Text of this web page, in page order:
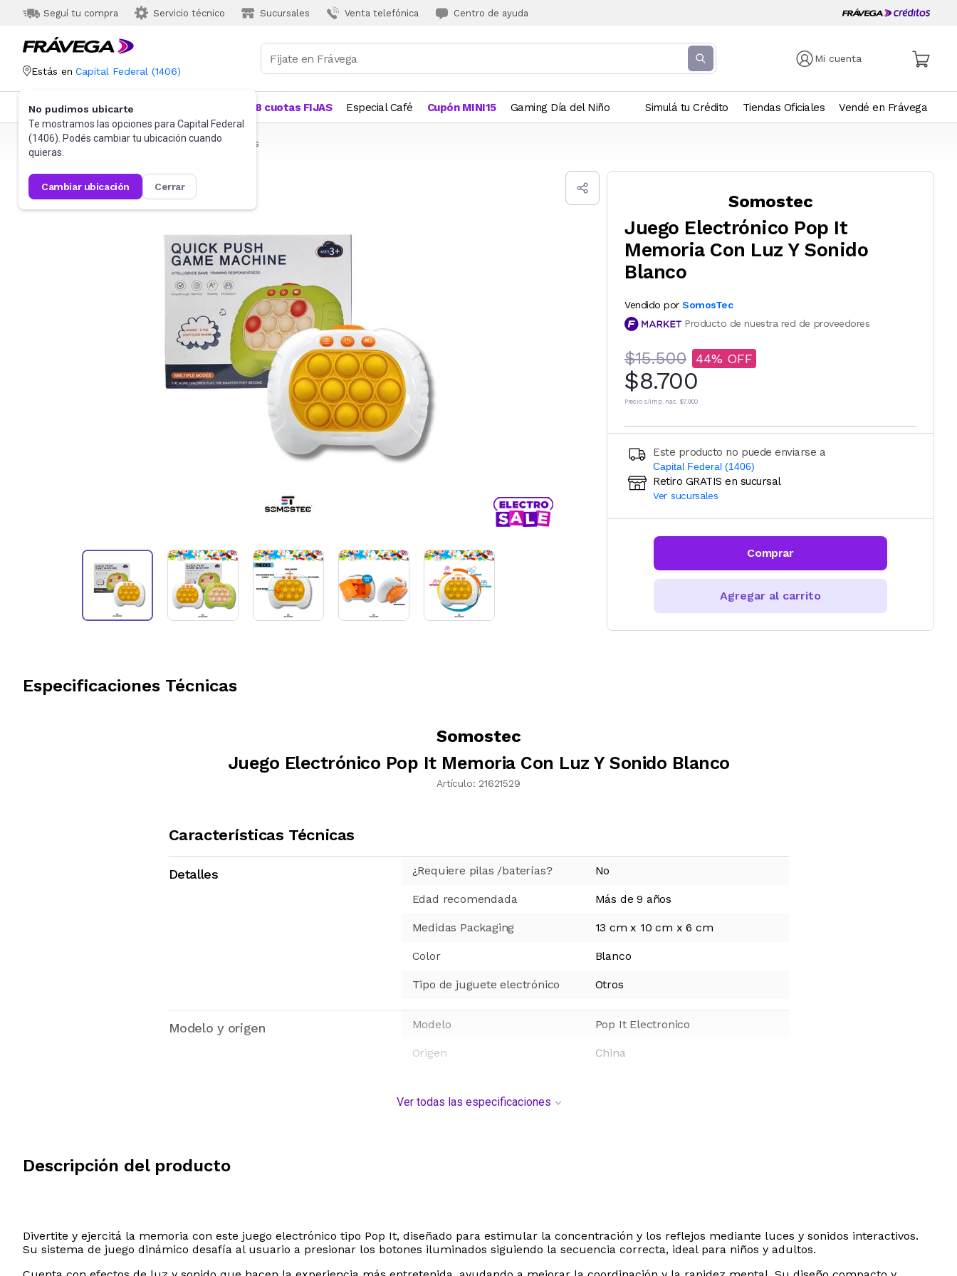
Seguí tu compra Servicio técnico Sucursales Venta telefónica Centro de ayuda
Mi cuenta
Estás en Capital Federal (1406)
No pudimos ubicarte
Te mostramos las opciones para Capital Federal
(1406). Podés cambiar tu ubicación cuando
quieras.
cambiar ubicación cerrar
Categorías Más Vendidos 18 cuotas FIJAS Especial Café Cupón MINI15 Gaming Día del Niño Simulá tu Crédito Tiendas Oficiales Vendé en Frávega
Frávega Juguetes y Juegos Juguetes Electrónicos
Somostec
Juego Electrónico Pop It
Memoria Con Luz Y Sonido
Blanco
Vendido por SomosTec
Producto de nuestra red de proveedores
$15.500 44
$8.700
Precio s/imp. nac. $7.900
Este producto no puede enviarse a
Capital Federal (1406)
Ingresá código postal (sólo números)
Retiro GRATIS en sucursal
Ver sucursales
Comprar
Agregar al carrito
Especificaciones Técnicas
Somostec
Juego Electrónico Pop It Memoria Con Luz Y Sonido Blanco
Artículo: 21621529
Características Técnicas
Detalles ¿Requiere pilas /baterías? No
Edad recomendada Más de 9 años
Medidas Packaging 13 cm x 10 cm x 6 cm
Color Blanco
Tipo de juguete electrónico Otros
Modelo y origen Modelo Pop It Electronico
Origen China
Ver todas las especificaciones
Descripción del producto
Divertite y ejercitá la memoria con este juego electrónico tipo Pop It, diseñado para estimular la concentración y los reflejos mediante luces y sonidos interactivos.
Su sistema de juego dinámico desafía al usuario a presionar los botones iluminados siguiendo la secuencia correcta, ideal para niños y adultos.